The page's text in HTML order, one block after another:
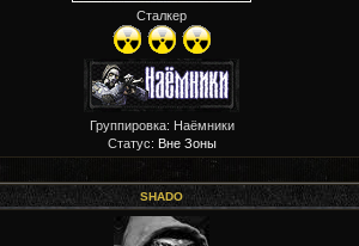
Сталкер
Группировка: Наёмники
Статус: Вне Зоны
SHADO